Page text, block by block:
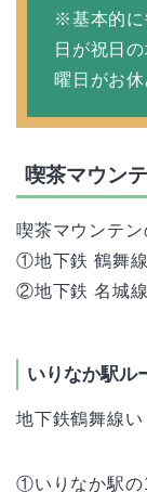
※基本的に
日が祝日
曜日がお
喫茶マウン
喫茶マウンテン
①地下鉄 鶴舞
②地下鉄 名城
いりなか駅ル
地下鉄鶴舞線
①いりなか駅の